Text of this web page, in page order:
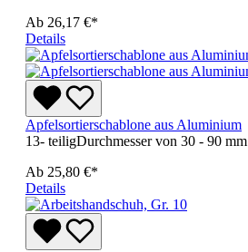
Ab 26,17 €*
Details
Apfelsortierschablone aus Aluminium
13- teiligDurchmesser von 30 - 90 mm
Ab 25,80 €*
Details